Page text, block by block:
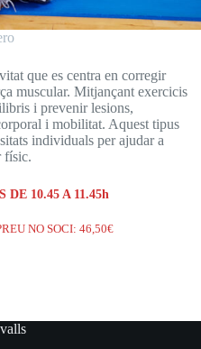
que es centra en corregir
muscular. Mitjançant exercicis
i prevenir lesions,
i mobilitat. Aquest tipus
individuals per ajudar a
físic.
10.45 A 11.45h
NO SOCI: 46,50€